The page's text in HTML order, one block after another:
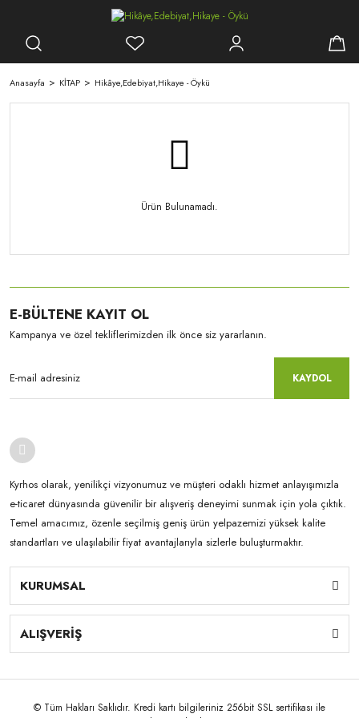
Anasayfa KİTAP Hikâye,Edebiyat,Hikaye - Öykü
Ürün Bulunamadı.
E-BÜLTENE KAYIT OL
Kampanya ve özel tekliflerimizden ilk önce siz yararlanın.
KAYDOL
Kyrhos olarak, yenilikçi vizyonumuz ve müşteri odaklı hizmet anlayışımızla
e-ticaret dünyasında güvenilir bir alışveriş deneyimi sunmak için yola çıktık.
Temel amacımız, özenle seçilmiş geniş ürün yelpazemizi yüksek kalite
standartları ve ulaşılabilir fiyat avantajlarıyla sizlerle buluşturmaktır.
KURUMSAL
ALIŞVERİŞ
© Tüm Hakları Saklıdır. Kredi kartı bilgileriniz 256bit SSL sertifikası ile